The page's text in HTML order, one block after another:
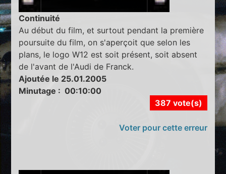
Continuité
Au début du film, et surtout pendant la première
poursuite du film, on s'aperçoit que selon les
plans, le logo W12 est soit présent, soit absent
de l'avant de l'Audi de Franck.
Ajoutée le 25.01.2005
Minutage : 00:10:00
387 vote(s)
Voter pour cette erreur